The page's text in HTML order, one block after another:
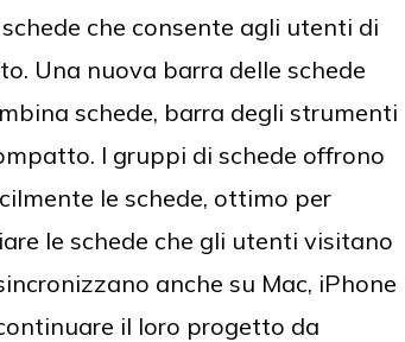
che consente agli utenti di
Una nuova barra delle schede
schede, barra degli strumenti
I gruppi di schede offrono
le schede, ottimo per
le schede che gli utenti visitano
anche su Mac, iPhone
il loro progetto da